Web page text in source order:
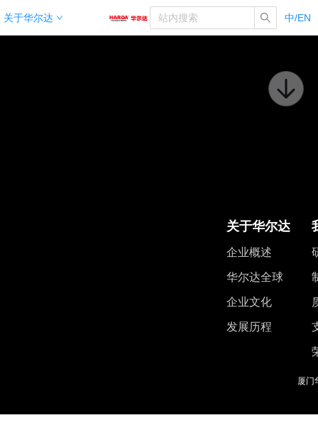
关于华尔达 中/EN
关于华尔达
企业概述
华尔达全球
企业文化
发展历程
厦门